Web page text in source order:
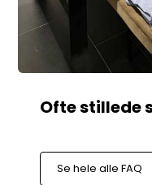
Se hele alle FAQ